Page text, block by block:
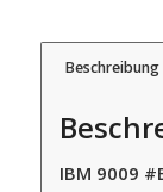
Beschreibung
IBM 9009